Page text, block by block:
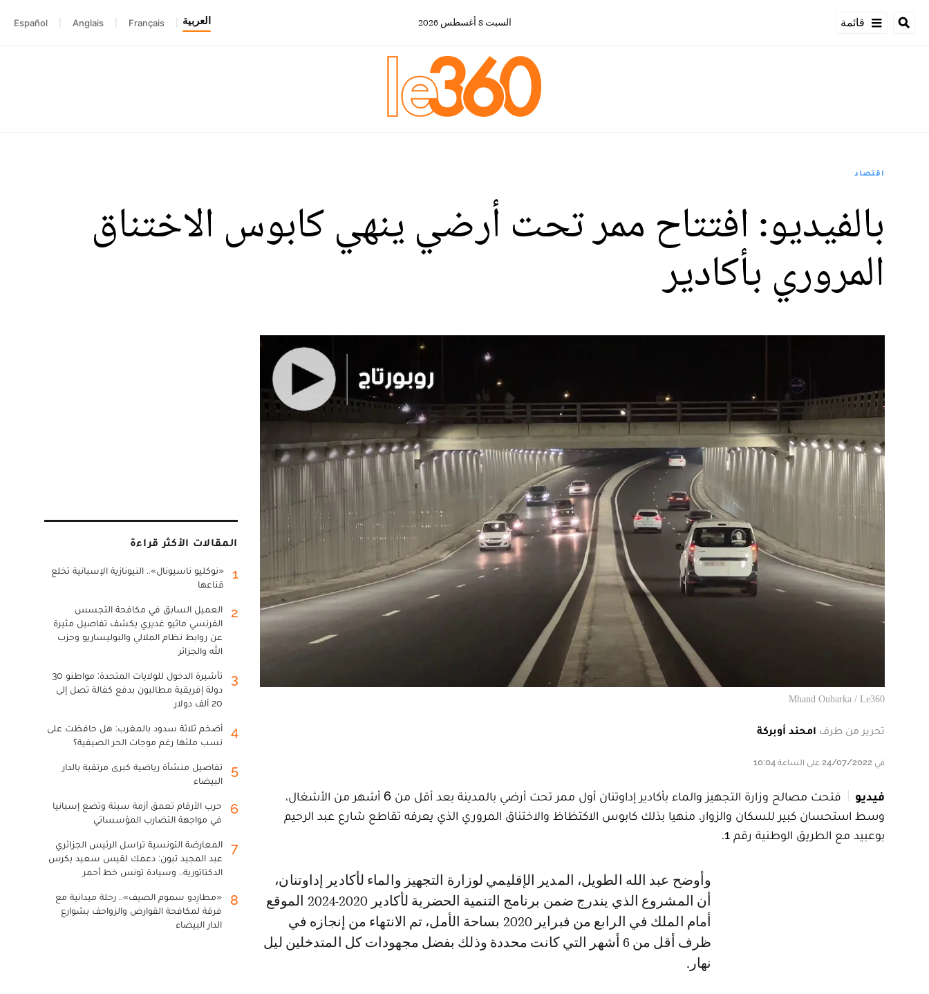
قائمة السبت 8 أغسطس 2026 العربية Français
Anglais
Español
اقتصاد
بالفيديو: افتتاح ممر تحت أرضي ينهي كابوس الاختناق
المروري بأكادير
Mhand Oubarka / Le360
تحرير من طرف امحند أوبركة
في 24/07/2022 على الساعة 10:04
فيديو
فتحت مصالح وزارة التجهيز والماء بأكادير إداوتنان أول ممر تحت أرضي بالمدينة بعد أقل من 6 أشهر من الأشغال،
وسط استحسان كبير للسكان والزوار، منهيا بذلك كابوس الاكتظاظ والاختناق المروري الذي يعرفه تقاطع شارع عبد الرحيم
بوعبيد مع الطريق الوطنية رقم 1.
وأوضح عبد الله الطويل، المدير الإقليمي لوزارة التجهيز والماء لأكادير إداوتنان،
أن المشروع الذي يندرج ضمن برنامج التنمية الحضرية لأكادير 2020-2024 الموقع
أمام الملك في الرابع من فبراير 2020 بساحة الأمل، تم الانتهاء من إنجازه في
ظرف أقل من 6 أشهر التي كانت محددة وذلك بفضل مجهودات كل المتدخلين ليل
نهار.
المقالات الأكثر قراءة
1
«نوكليو ناسيونال».. النيونازية الإسبانية تخلع
قناعها
2
العميل السابق في مكافحة التجسس
الفرنسي ماثيو غديري يكشف تفاصيل مثيرة
عن روابط نظام الملالي والبوليساريو وحزب
الله والجزائر
3
تأشيرة الدخول للولايات المتحدة: مواطنو 30
دولة إفريقية مطالبون بدفع كفالة تصل إلى
20 ألف دولار
4
أضخم ثلاثة سدود بالمغرب: هل حافظت على
نسب ملئها رغم موجات الحر الصيفية؟
5
تفاصيل منشأة رياضية كبرى مرتقبة بالدار
البيضاء
6
حرب الأرقام تعمق أزمة سبتة وتضع إسبانيا
في مواجهة التضارب المؤسساتي
7
المعارضة التونسية تراسل الرئيس الجزائري
عبد المجيد تبون: دعمك لقيس سعيد يكرس
الدكتاتورية.. وسيادة تونس خط أحمر
8
«مطارِدو سموم الصيف».. رحلة ميدانية مع
فرقة لمكافحة القوارض والزواحف بشوارع
الدار البيضاء